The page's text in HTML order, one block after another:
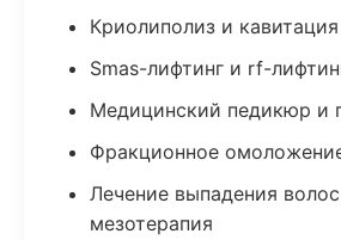
Криолиполиз и кавитация
Smas-лифтинг и rf-
Медицинский педикюр и
Фракционное
Лечение выпадения
мезотерапия